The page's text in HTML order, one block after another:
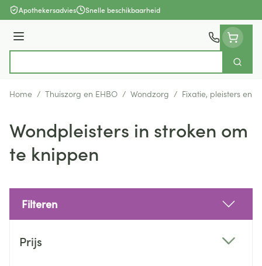
Ga naar de inhoud
Apothekersadvies Snelle beschikbaarheid
Menu
Zoek
Home / Thuiszorg en EHBO / Wondzorg / Fixatie, pleisters en
Wondpleisters in stroken om
te knippen
Filteren
Prijs